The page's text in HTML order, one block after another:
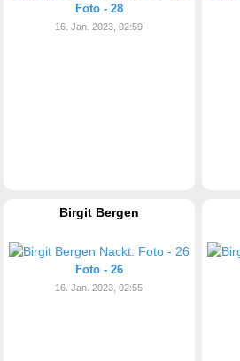
Foto - 28
16. Jan. 2023, 02:59
Birgit Bergen
Foto - 26
16. Jan. 2023, 02:55